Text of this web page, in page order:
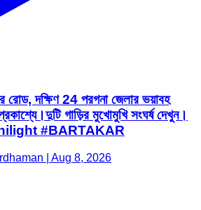
রোড, দক্ষিণ 24 পরগনা জেলার ভয়াবহ
গাড়ির মুখোমুখি সংঘর্ষ দেখুন।
#BARTAKAR
| Aug 8, 2026